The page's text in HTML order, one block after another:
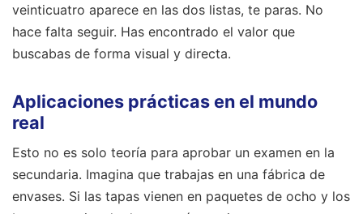
veinticuatro aparece en las dos listas, te paras. No
hace falta seguir. Has encontrado el valor que
buscabas de forma visual y directa.
Aplicaciones prácticas en el mundo
real
Esto no es solo teoría para aprobar un examen en la
secundaria. Imagina que trabajas en una fábrica de
envases. Si las tapas vienen en paquetes de ocho y los